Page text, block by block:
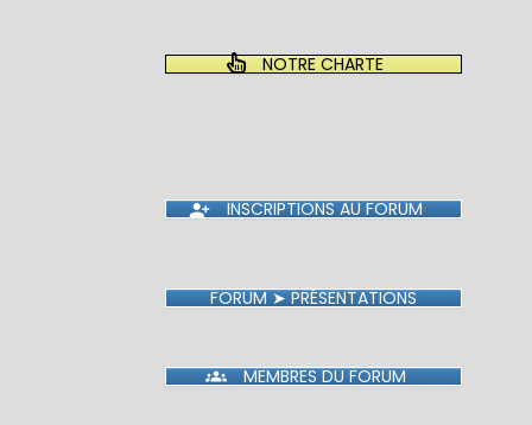
NOTRE CHARTE
INSCRIPTIONS AU FORUM
FORUM ➤ PRÉSENTATIONS
MEMBRES DU FORUM